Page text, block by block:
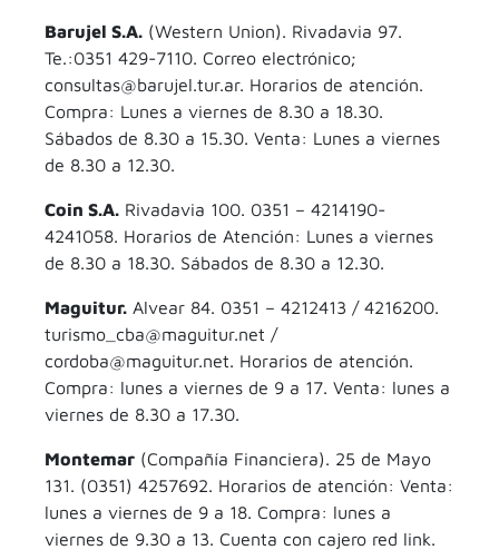
Barujel S.A. (Western Union). Rivadavia 97.
Te.:0351 429-7110. Correo electrónico;
consultas@barujel.tur.ar. Horarios de atención.
Compra: Lunes a viernes de 8.30 a 18.30.
Sábados de 8.30 a 15.30. Venta: Lunes a viernes
de 8.30 a 12.30.
Coin S.A. Rivadavia 100. 0351 – 4214190-
4241058. Horarios de Atención: Lunes a viernes
de 8.30 a 18.30. Sábados de 8.30 a 12.30.
Maguitur. Alvear 84. 0351 – 4212413 / 4216200.
turismo_cba@maguitur.net /
cordoba@maguitur.net. Horarios de atención.
Compra: lunes a viernes de 9 a 17. Venta: lunes a
viernes de 8.30 a 17.30.
Montemar (Compañía Financiera). 25 de Mayo
131. (0351) 4257692. Horarios de atención: Venta:
lunes a viernes de 9 a 18. Compra: lunes a
viernes de 9.30 a 13. Cuenta con cajero red link.